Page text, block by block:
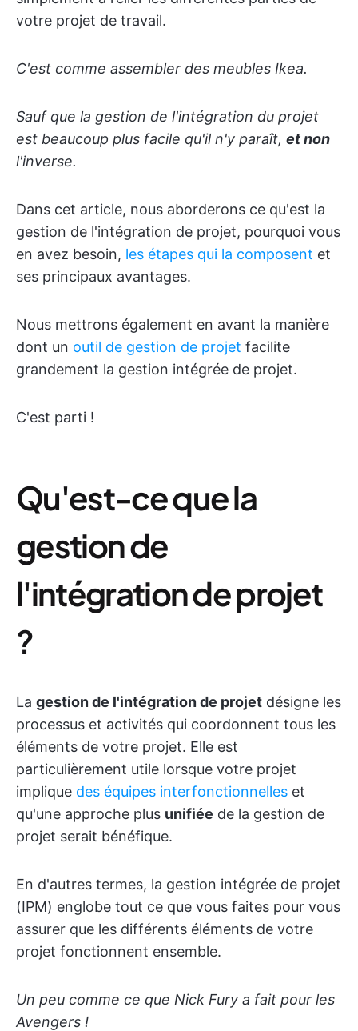
votre projet de travail.
C'est comme assembler des meubles Ikea.
Sauf que la gestion de l'intégration du projet
est beaucoup plus facile qu'il n'y paraît, et non
l'inverse.
Dans cet article, nous aborderons ce qu'est la
gestion de l'intégration de projet, pourquoi vous
en avez besoin, les étapes qui la composent et
ses principaux avantages.
Nous mettrons également en avant la manière
dont un outil de gestion de projet facilite
grandement la gestion intégrée de projet.
C'est parti !
Qu'est-ce que la
gestion de
l'intégration de projet
?
La gestion de l'intégration de projet désigne les
processus et activités qui coordonnent tous les
éléments de votre projet. Elle est
particulièrement utile lorsque votre projet
implique des équipes interfonctionnelles et
qu'une approche plus unifiée de la gestion de
projet serait bénéfique.
En d'autres termes, la gestion intégrée de projet
(IPM) englobe tout ce que vous faites pour vous
assurer que les différents éléments de votre
projet fonctionnent ensemble.
Un peu comme ce que Nick Fury a fait pour les
Avengers !